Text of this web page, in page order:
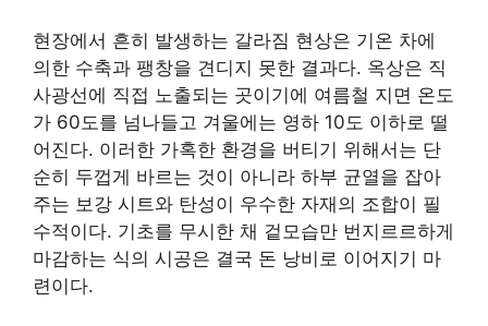
현장에서 흔히 발생하는 갈라짐 현상은 기온 차에
의한 수축과 팽창을 견디지 못한 결과다. 옥상은 직
사광선에 직접 노출되는 곳이기에 여름철 지면 온도
가 60도를 넘나들고 겨울에는 영하 10도 이하로 떨
어진다. 이러한 가혹한 환경을 버티기 위해서는 단
순히 두껍게 바르는 것이 아니라 하부 균열을 잡아
주는 보강 시트와 탄성이 우수한 자재의 조합이 필
수적이다. 기초를 무시한 채 겉모습만 번지르르하게
마감하는 식의 시공은 결국 돈 낭비로 이어지기 마
련이다.